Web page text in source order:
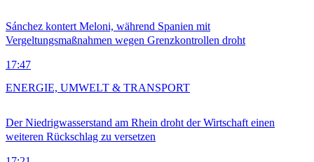
Sánchez kontert Meloni, während Spanien mit
Vergeltungsmaßnahmen wegen Grenzkontrollen droht
17:47
Der Niedrigwasserstand am Rhein droht der Wirtschaft einen
weiteren Rückschlag zu versetzen
ENERGIE, UMWELT & TRANSPORT